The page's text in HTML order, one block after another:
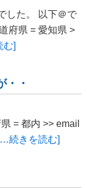
した。 以下＠で
府県 = 愛知県 >
む]
・・
= 都内 >> email
続きを読む]